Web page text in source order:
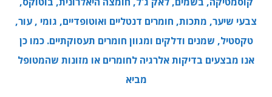
צבעי שיער, מתכות, חומרים דנטליים ואוטופדיים, גומי , עור,
טקסטיל, שמנים ודלקים ומגוון חומרים תעסוקתיים. כמו כן
אנו מבצעים בדיקות אלרגיה לחומרים או מזונות שהמטופל
מביא